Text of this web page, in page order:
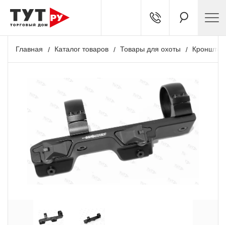
Главная Каталог товаров Товары для охоты